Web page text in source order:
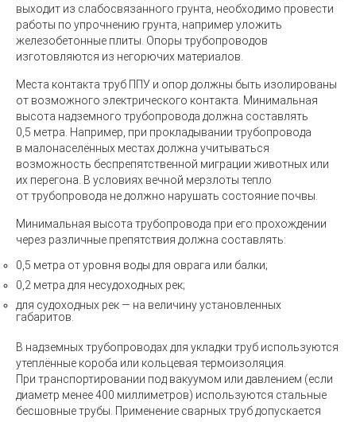
выходит из слабосвязанного грунта, необходимо провести
работы по упрочнению грунта, например уложить
железобетонные плиты. Опоры трубопроводов
изготовляются из негорючих материалов.
Места контакта труб ППУ и опор должны быть изолированы
от возможного электрического контакта. Минимальная
высота надземного трубопровода должна составлять
0,5 метра. Например, при прокладывании трубопровода
в малонаселённых местах должна учитываться
возможность беспрепятственной миграции животных или
их перегона. В условиях вечной мерзлоты тепло
от трубопровода не должно нарушать состояние почвы.
Минимальная высота трубопровода при его прохождении
через различные препятствия должна составлять:
0,5 метра от уровня воды для оврага или балки;
0,2 метра для несудоходных рек;
для судоходных рек — на величину установленных
габаритов.
В надземных трубопроводах для укладки труб используются
утеплённые короба или кольцевая термоизоляция.
При транспортировании под вакуумом или давлением (если
диаметр менее 400 миллиметров) используются стальные
бесшовные трубы. Применение сварных труб допускается